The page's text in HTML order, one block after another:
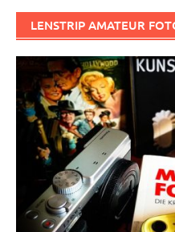
LENSTRIP AMATEUR